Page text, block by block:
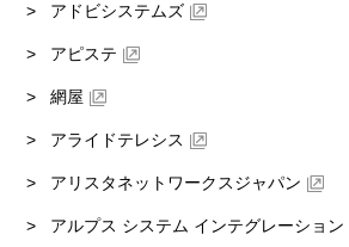
アドビシステムズ
アピステ
網屋
アライドテレシス
アリスタネットワークスジャパン
アルプス システム インテグレーション